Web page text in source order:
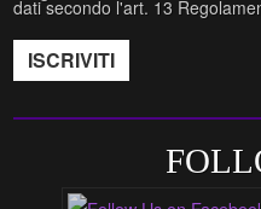
dati secondo l'art. 13